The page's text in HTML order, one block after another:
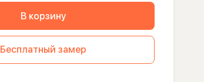
В корзину
Бесплатный замер